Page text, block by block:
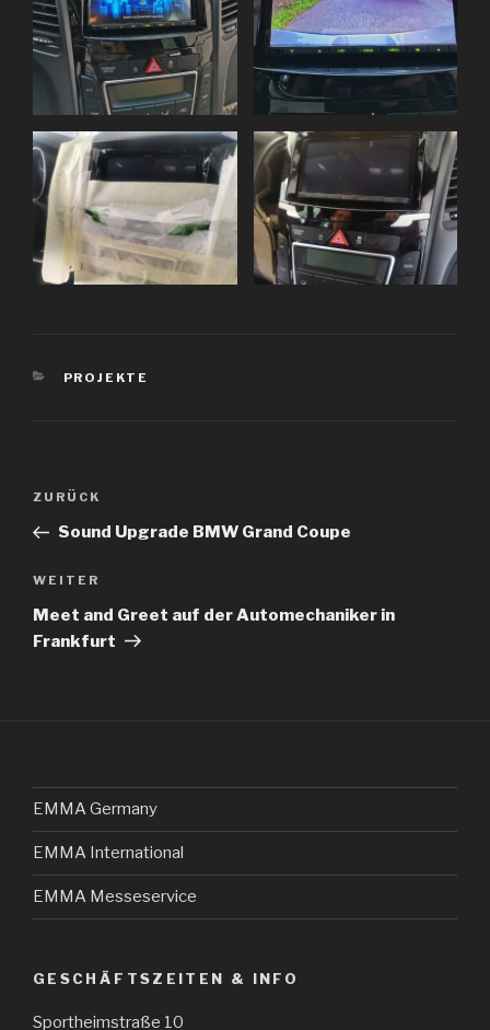
KATEGORIEN
PROJEKTE
Beitragsnavigation
Vorheriger
Beitrag
ZURÜCK
Sound Upgrade BMW Grand Coupe
Nächster
Beitrag
WEITER
Meet and Greet auf der Automechaniker in
Frankfurt
EMMA Germany
EMMA International
EMMA Messeservice
GESCHÄFTSZEITEN & INFO
Sportheimstraße 10